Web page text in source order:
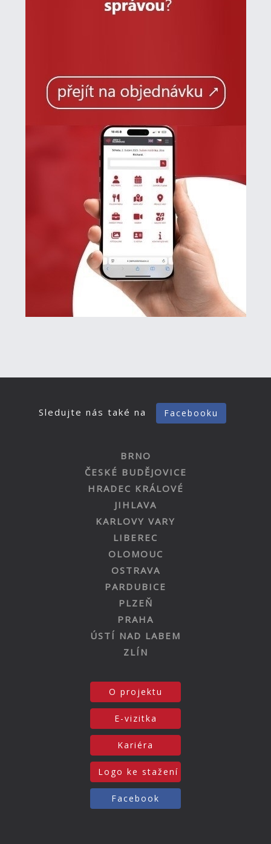
Sledujte nás také na Facebooku
BRNO
ČESKÉ BUDĚJOVICE
HRADEC KRÁLOVÉ
JIHLAVA
KARLOVY VARY
LIBEREC
OLOMOUC
OSTRAVA
PARDUBICE
PLZEŇ
PRAHA
ÚSTÍ NAD LABEM
ZLÍN
O projektu
E-vizitka
Kariéra
Logo ke stažení
Facebook